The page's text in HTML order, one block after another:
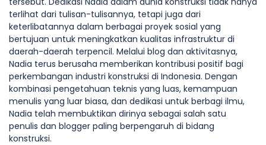
terlihat dari tulisan-tulisannya, tetapi juga dari
keterlibatannya dalam berbagai proyek sosial yang
bertujuan untuk meningkatkan kualitas infrastruktur di
daerah-daerah terpencil. Melalui blog dan aktivitasnya,
Nadia terus berusaha memberikan kontribusi positif bagi
perkembangan industri konstruksi di Indonesia. Dengan
kombinasi pengetahuan teknis yang luas, kemampuan
menulis yang luar biasa, dan dedikasi untuk berbagi ilmu,
Nadia telah membuktikan dirinya sebagai salah satu
penulis dan blogger paling berpengaruh di bidang
konstruksi.